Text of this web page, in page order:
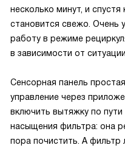
несколько минут, и
становится свежо. Очень
работу в режиме
в зависимости от ситуации.
Сенсорная панель
управление через
включить вытяжку по
насыщения фильтра: она
пора почистить. А